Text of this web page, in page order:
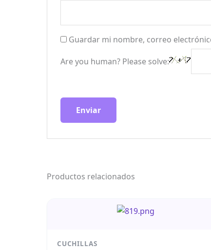
Guardar mi nombre, correo
Are you human? Please solve:
Productos relacionados
CUCHILLAS